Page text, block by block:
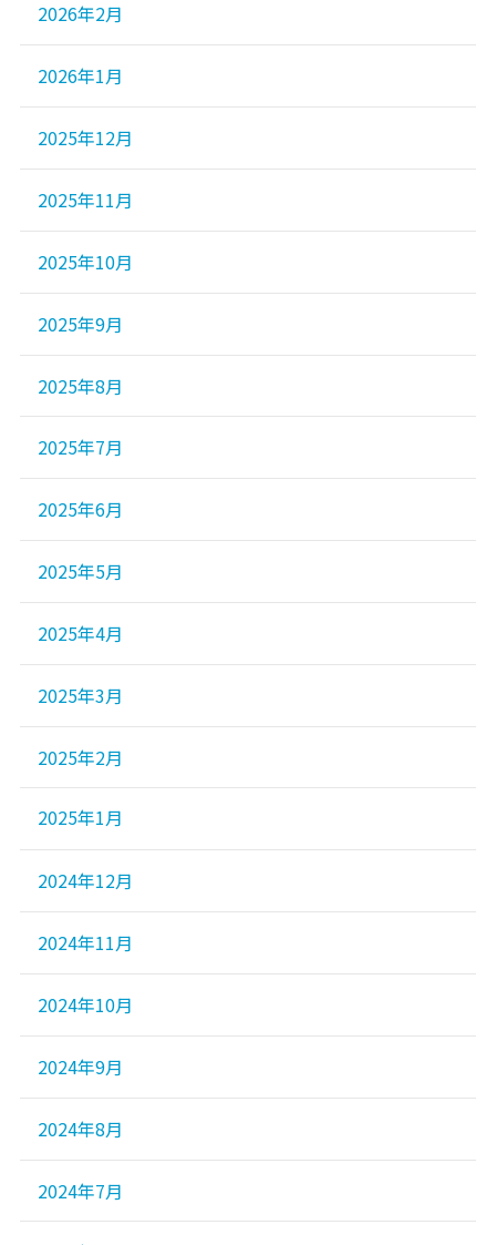
2026年2月
2026年1月
2025年12月
2025年11月
2025年10月
2025年9月
2025年8月
2025年7月
2025年6月
2025年5月
2025年4月
2025年3月
2025年2月
2025年1月
2024年12月
2024年11月
2024年10月
2024年9月
2024年8月
2024年7月